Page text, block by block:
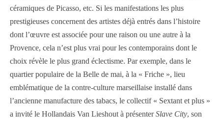
céramiques de Picasso, etc. Si les manifestations les plus
prestigieuses concernent des artistes déjà entrés dans l’histoire
dont l’œuvre est associée pour une raison ou une autre à la
Provence, cela n’est plus vrai pour les contemporains dont le
choix révèle le plus grand éclectisme. Par exemple, dans le
quartier populaire de la Belle de mai, à la « Friche », lieu
emblématique de la contre-culture marseillaise installé dans
l’ancienne manufacture des tabacs, le collectif « Sextant et plus »
a invité le Hollandais Van Lieshout à présenterSlave City, son